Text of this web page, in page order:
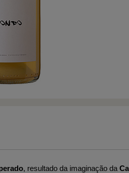
, resultado da imaginação da